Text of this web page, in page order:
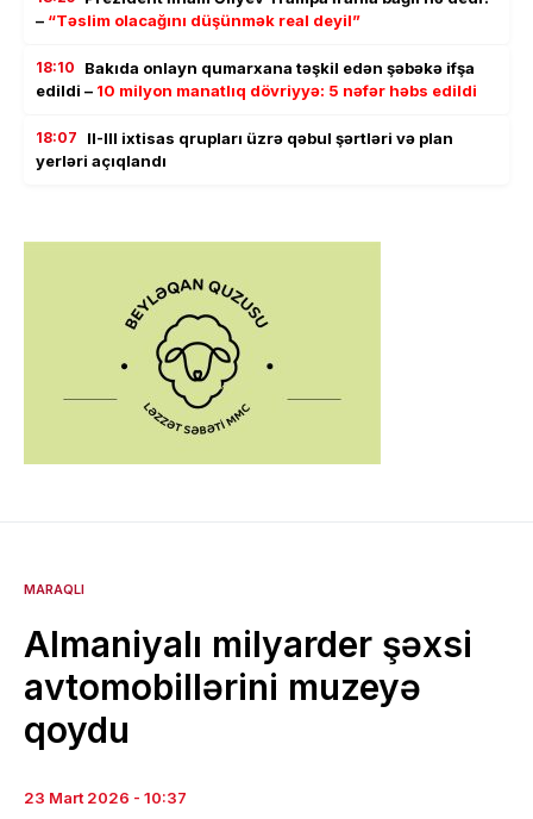
– “Təslim olacağını düşünmək real deyil”
18:10
Bakıda onlayn qumarxana təşkil edən şəbəkə ifşa
edildi – 10 milyon manatlıq dövriyyə: 5 nəfər həbs edildi
18:07
II-III ixtisas qrupları üzrə qəbul şərtləri və plan
yerləri açıqlandı
MARAQLI
Almaniyalı milyarder şəxsi
avtomobillərini muzeyə
qoydu
23 Mart 2026 - 10:37